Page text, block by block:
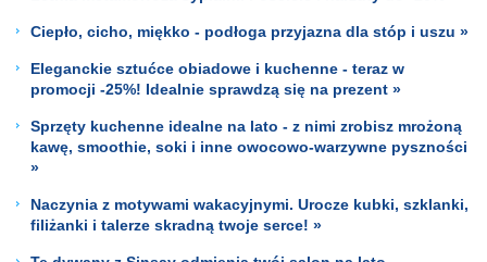
Ciepło, cicho, miękko - podłoga przyjazna dla stóp i uszu »
Eleganckie sztućce obiadowe i kuchenne - teraz w
promocji -25%! Idealnie sprawdzą się na prezent »
Sprzęty kuchenne idealne na lato - z nimi zrobisz mrożoną
kawę, smoothie, soki i inne owocowo-warzywne pyszności
»
Naczynia z motywami wakacyjnymi. Urocze kubki, szklanki,
filiżanki i talerze skradną twoje serce! »